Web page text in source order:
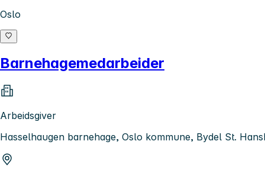
Oslo
Barnehagemedarbeider
Arbeidsgiver
Hasselhaugen barnehage, Oslo kommune, Bydel St.